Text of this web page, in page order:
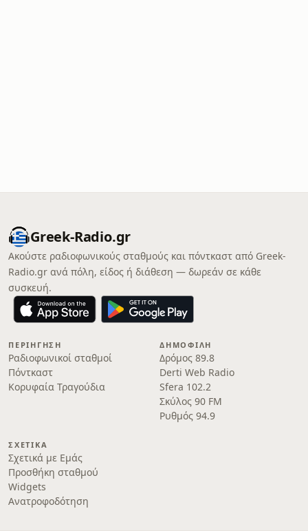
Greek-Radio.gr
Ακούστε ραδιοφωνικούς σταθμούς και πόντκαστ από Greek-
Radio.gr ανά πόλη, είδος ή διάθεση — δωρεάν σε κάθε
συσκευή.
ΠΕΡΙΉΓΗΣΗ
Ραδιοφωνικοί σταθμοί
Πόντκαστ
Κορυφαία Τραγούδια
ΔΗΜΟΦΙΛΉ
Δρόμος 89.8
Derti Web Radio
Sfera 102.2
Σκύλος 90 FM
Ρυθμός 94.9
ΣΧΕΤΙΚΆ
Σχετικά με Εμάς
Προσθήκη σταθμού
Widgets
Ανατροφοδότηση